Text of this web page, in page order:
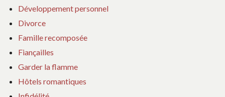
Développement personnel
Divorce
Famille recomposée
Fiançailles
Garder la flamme
Hôtels romantiques